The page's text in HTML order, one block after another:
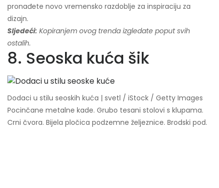
pronađete novo vremensko razdoblje za inspiraciju za
dizajn.
Sljedeći: Kopiranjem ovog trenda izgledate poput svih
ostalih.
8. Seoska kuća šik
Dodaci u stilu seoskih kuća | svetl / iStock / Getty Images
Pocinčane metalne kade. Grubo tesani stolovi s klupama.
Crni čvora. Bijela pločica podzemne željeznice. Brodski pod.